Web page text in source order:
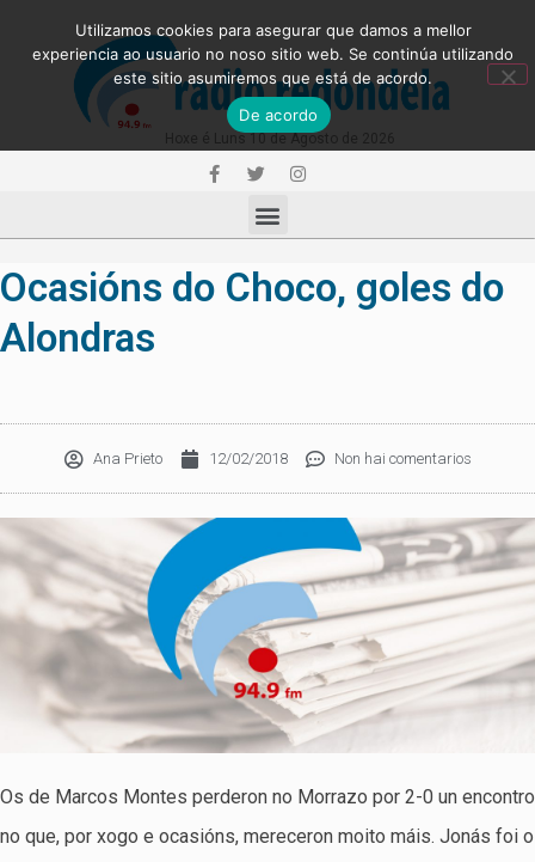
Ocasións do Choco, goles do
Alondras
Ana Prieto 12/02/2018 Non hai comentarios
Os de Marcos Montes perderon no Morrazo por 2-0 un encontro
no que, por xogo e ocasións, mereceron moito máis. Jonás foi o
Utilizamos cookies para asegurar que damos a mellor
experiencia ao usuario no noso sitio web. Se continúa utilizando
este sitio asumiremos que está de acordo.
De acordo